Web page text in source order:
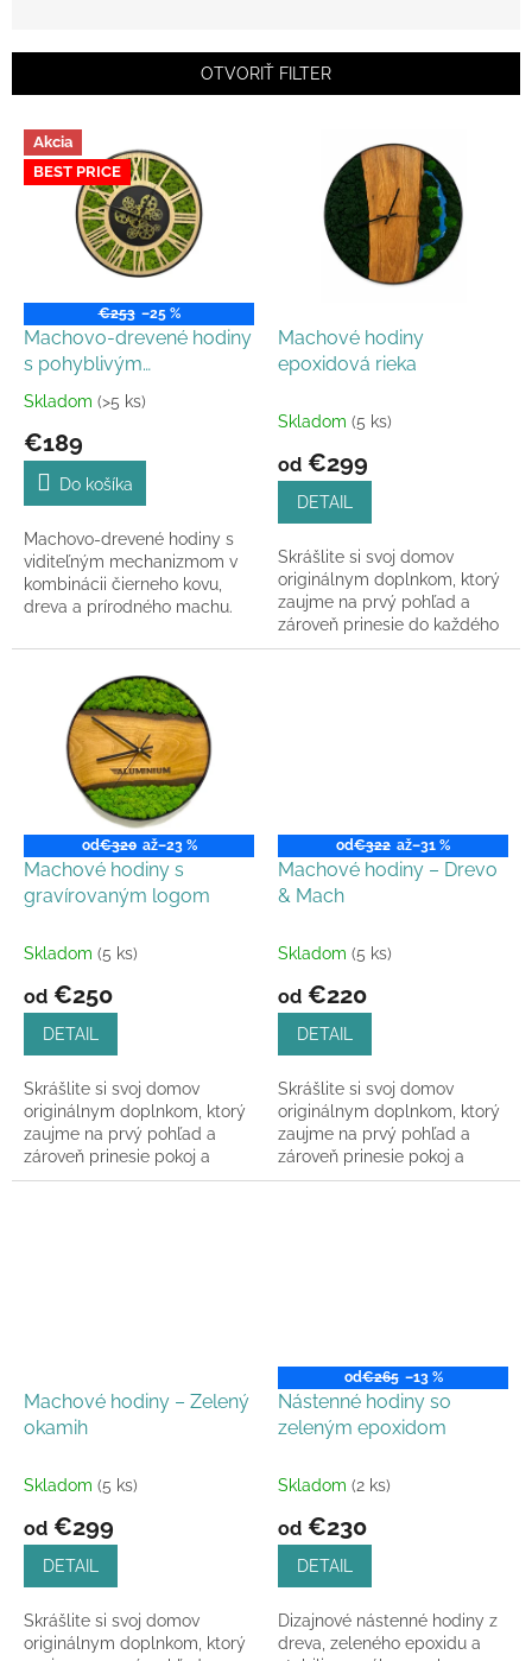
p
o
OTVORIŤ FILTER
V
p
o
u
o
Akcia
BEST PRICE
€253 –25 %
Machovo-drevené hodiny
s pohyblivým
mechanizmom
Priemerné
produktu
5,0
5
hviezdičiek.
Skladom (>5 ks)
€189
Do košíka
Machovo-drevené hodiny s
viditeľným mechanizmom v
kombinácii čierneho kovu,
dreva a prírodného machu.
interiéru, ktorý spája dizajn,...
Machové hodiny
epoxidová rieka
Skladom (5 ks)
od €299
DETAIL
Skrášlite si svoj domov
originálnym doplnkom, ktorý
zaujme na prvý pohľad a
zároveň prinesie do každého
priestoru pokoj a rovnováhu.
od€320 až–23 %
Machové hodiny s
gravírovaným logom
Skladom (5 ks)
od €250
DETAIL
Skrášlite si svoj domov
originálnym doplnkom, ktorý
zaujme na prvý pohľad a
zároveň prinesie pokoj a
rovnováhu do každého
od€322 až–31 %
Machové hodiny – Drevo
& Mach
Skladom (5 ks)
od €220
DETAIL
Skrášlite si svoj domov
originálnym doplnkom, ktorý
zaujme na prvý pohľad a
zároveň prinesie pokoj a
rovnováhu do každého
Machové hodiny – Zelený
okamih
Skladom (5 ks)
od €299
DETAIL
Skrášlite si svoj domov
originálnym doplnkom, ktorý
od€265 –13 %
Nástenné hodiny so
zeleným epoxidom
Skladom (2 ks)
od €230
DETAIL
Dizajnové nástenné hodiny z
dreva, zeleného epoxidu a